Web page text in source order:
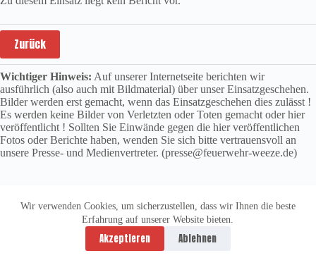
Wir verwenden Cookies, um sicherzustellen, dass wir Ihnen die beste
Erfahrung auf unserer Website bieten.
Akzeptieren Ablehnen
Zurück
Wichtiger Hinweis: Auf unserer Internetseite berichten wir
ausführlich (also auch mit Bildmaterial) über unser Einsatzgeschehen.
Bilder werden erst gemacht, wenn das Einsatzgeschehen dies zulässt !
Es werden keine Bilder von Verletzten oder Toten gemacht oder hier
veröffentlicht ! Sollten Sie Einwände gegen die hier veröffentlichen
Fotos oder Berichte haben, wenden Sie sich bitte vertrauensvoll an
unsere Presse- und Medienvertreter. (presse@feuerwehr-weeze.de)
Datenschutzerklärung
Impressum
Copyright © 2026 -
vitolution